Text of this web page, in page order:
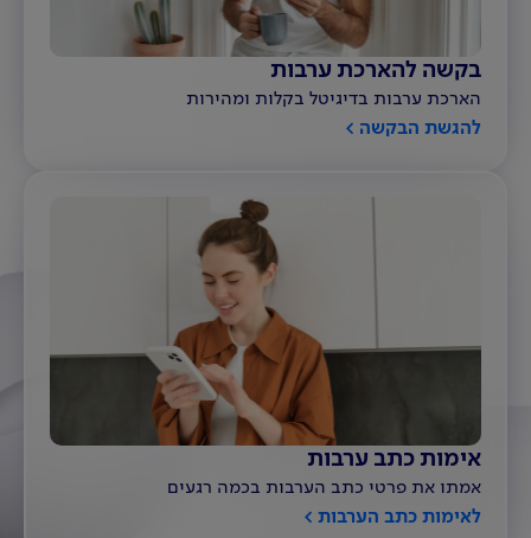
בקשה להארכת ערבות
הארכת ערבות בדיגיטל בקלות ומהירות
להגשת הבקשה
אימות כתב ערבות
אמתו את פרטי כתב הערבות בכמה רגעים
לאימות כתב הערבות